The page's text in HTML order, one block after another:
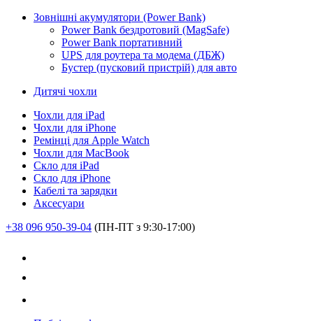
Зовнішні акумулятори (Power Bank)
Power Bank бездротовий (MagSafe)
Power Bank портативний
UPS для роутера та модема (ДБЖ)
Бустер (пусковий пристрій) для авто
Дитячі чохли
Чохли для iPad
Чохли для iPhone
Ремінці для Apple Watch
Чохли для MacBook
Скло для iPad
Скло для iPhone
Кабелі та зарядки
Аксесуари
+38 096 950-39-04 (ПН-ПТ з 9:30-17:00)